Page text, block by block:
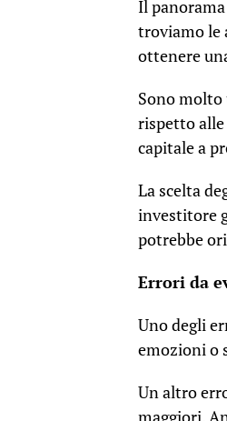
Il
troviamo le
ottenere
Sono
rispetto
capitale a
La scelta
investitore
potrebbe
Errori da
Uno degli
emozioni o
Un altro
maggiori.